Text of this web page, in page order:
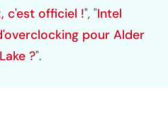
c'est officiel !", "Intel
pour Alder
Lake ?".